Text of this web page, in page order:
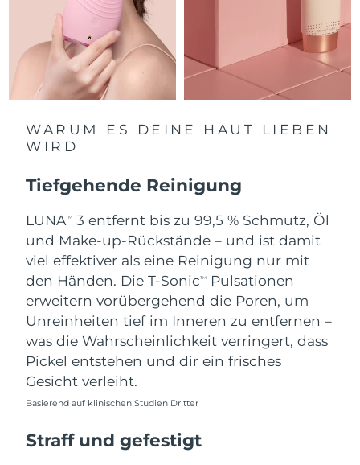
WARUM ES DEINE HAUT LIEBEN
WIRD
Tiefgehende Reinigung
LUNATM
3 entfernt bis zu 99,5 % Schmutz, Öl
und Make-up-Rückstände – und ist damit
viel effektiver als eine Reinigung nur mit
den Händen. Die T-SonicTM
Pulsationen
erweitern vorübergehend die Poren, um
Unreinheiten tief im Inneren zu entfernen –
was die Wahrscheinlichkeit verringert, dass
Pickel entstehen und dir ein frisches
Gesicht verleiht.
Basierend auf klinischen Studien Dritter
Straff und gefestigt
Saudi-Arabien 8/12/26
Singapur Erwartete Lieferung 8/13/26
Slowakei Erwartete Lieferung8/11/26
Slowenien
Südafrika Erwartete Lieferung
Südkorea Erwartete Lieferung8/13/26
Spanien Erwartete Lieferung 8/11/26
Schweden
Schweiz Erwartete Lieferung 8/11/26
Taiwan Erwartete Lieferung
Thailand Erwartete Lieferung
Türkei Erwartete Lieferung